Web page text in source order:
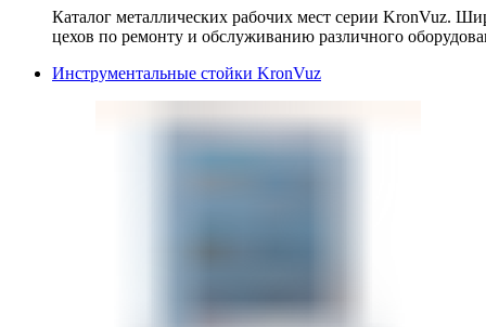
Каталог металлических рабочих мест серии KronVuz.
цехов по ремонту и обслуживанию различного
Инструментальные стойки KronVuz